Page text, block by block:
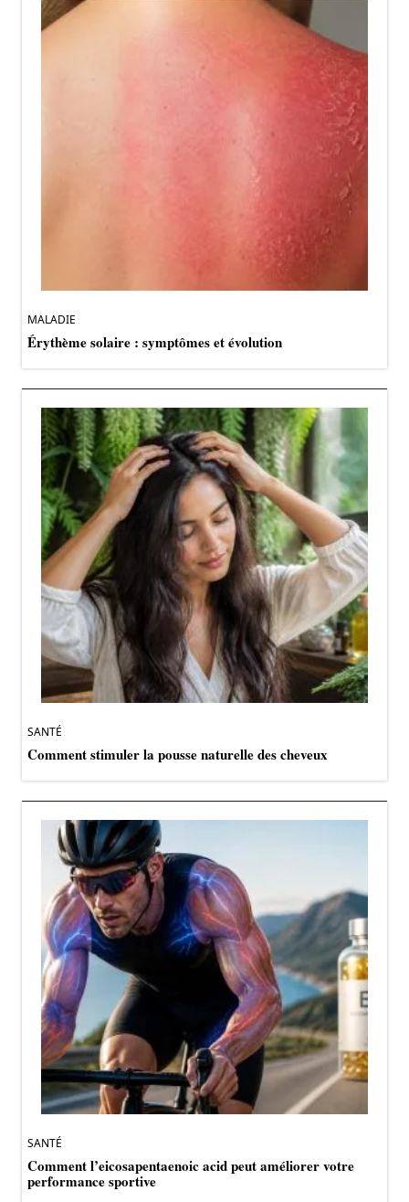
MALADIE
Érythème solaire : symptômes et évolution
SANTÉ
Comment stimuler la pousse naturelle des cheveux
SANTÉ
Comment l’eicosapentaenoic acid peut améliorer votre
performance sportive